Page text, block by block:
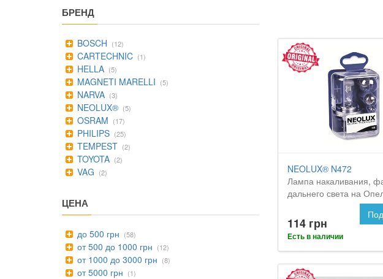
БРЕНД
BOSCH (12)
CARTECHNIC (1)
HELLA (5)
MAGNETI MARELLI (5)
NARVA (3)
NEOLUX® (5)
OSRAM (17)
PHILIPS (25)
TEMPEST (2)
TOYOTA (2)
VAG (2)
ЦЕНА
до 500 грн (58)
от 500 до 1000 грн (12)
от 1000 до 3000 грн (8)
от 5000 грн (1)
NEOLUX® N472
Лампа накаливания,
дальнего света на
114 грн
Есть в наличии